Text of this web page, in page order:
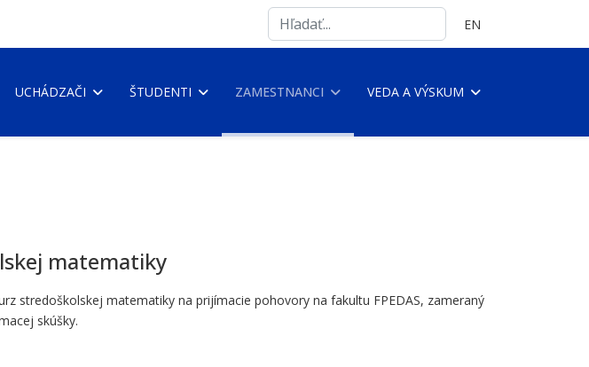
Search
...
Vyberte váš jazyk
EN
UCHÁDZAČI ŠTUDENTI ZAMESTNANCI VEDA A VÝSKUM
matematiky
stredoškolskej matematiky na prijímacie pohovory na fakultu FPEDAS, zameraný
skúšky.